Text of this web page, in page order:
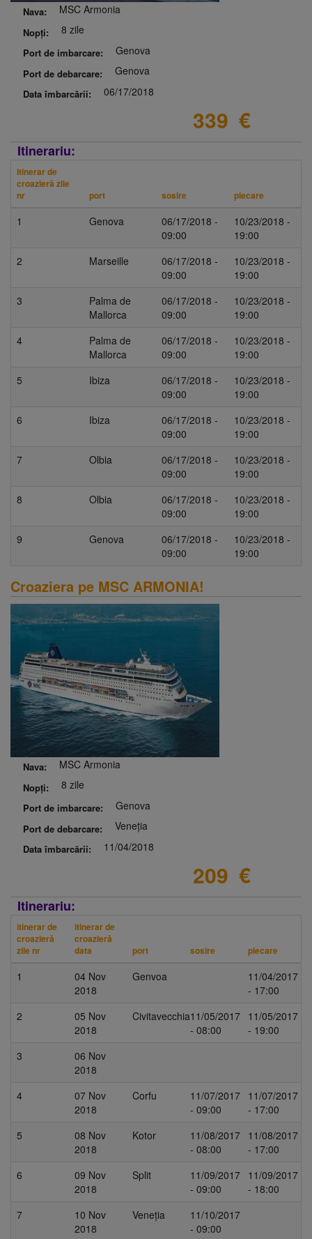
Nava: MSC Armonia
Nopți: 8 zile
Port de imbarcare: Genova
Port de debarcare: Genova
Data îmbarcării: 06/17/2018
339 €
Itinerariu:
itinerar de
croazieră zile
nr
port sosire plecare
1 Genova
06/17/2018 -
09:00
10/23/2018 -
19:00
2
Marseille
06/17/2018 -
09:00
10/23/2018 -
19:00
3
Palma de
Mallorca
06/17/2018 -
09:00
10/23/2018 -
19:00
4
Palma de
Mallorca
06/17/2018 -
09:00
10/23/2018 -
19:00
5
Ibiza
06/17/2018 -
09:00
10/23/2018 -
19:00
6
Ibiza
06/17/2018 -
09:00
10/23/2018 -
19:00
7
Olbia
06/17/2018 -
09:00
10/23/2018 -
19:00
8
Olbia
06/17/2018 -
09:00
10/23/2018 -
19:00
9
Genova
06/17/2018 -
09:00
10/23/2018 -
19:00
Croaziera pe MSC ARMONIA!
Nava: MSC Armonia
Nopți: 8 zile
Port de imbarcare: Genova
Port de debarcare: Veneția
Data îmbarcării: 11/04/2018
209 €
Itinerariu:
itinerar de
croazieră
zile nr
itinerar de
croazieră
data
port sosire plecare
1
04 Nov
2018
Genvoa
11/04/2017
- 17:00
2
05 Nov
2018
Civitavecchia11/05/2017
- 08:00
11/05/2017
- 19:00
3
06 Nov
2018
4
07 Nov
2018
Corfu
11/07/2017
- 09:00
11/07/2017
- 17:00
5
08 Nov
2018
Kotor
11/08/2017
- 08:00
11/08/2017
- 17:00
6
09 Nov
2018
Split
11/09/2017
- 09:00
11/09/2017
- 18:00
7
10 Nov
2018
Veneția
11/10/2017
- 09:00